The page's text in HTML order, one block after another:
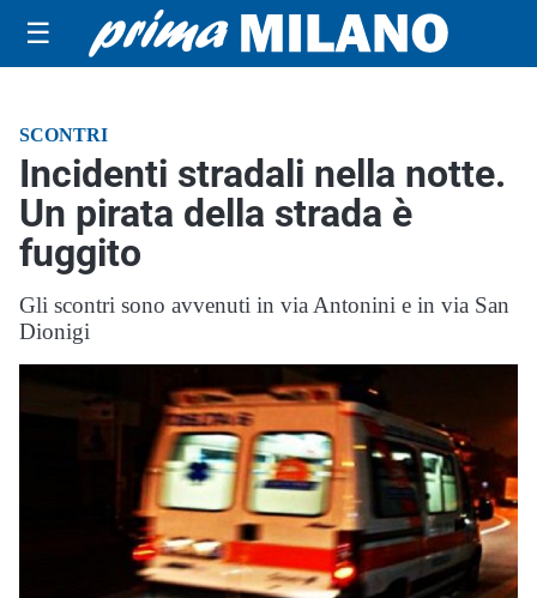
☰
SCONTRI
Incidenti stradali nella notte.
Un pirata della strada è
fuggito
Gli scontri sono avvenuti in via Antonini e in via San
Dionigi